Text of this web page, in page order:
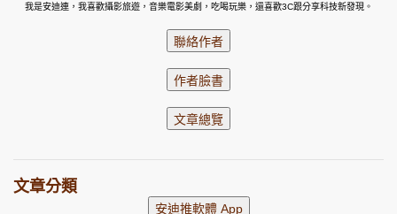
我是安迪連，我喜歡攝影旅遊，音樂電影美劇，吃喝玩樂，還喜歡3C跟分享科技新發現。
文章分類